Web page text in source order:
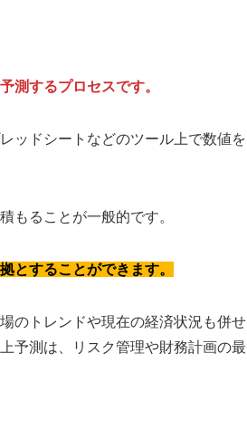
測するプロセスです。
ッドシートなどのツール上で数値を
もることが一般的です。
とすることができます。
のトレンドや現在の経済状況も併せ
予測は、リスク管理や財務計画の最